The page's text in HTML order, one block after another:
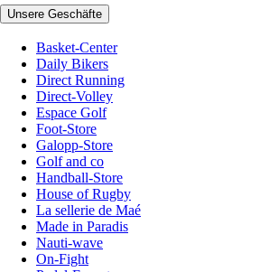
Unsere Geschäfte
Basket-Center
Daily Bikers
Direct Running
Direct-Volley
Espace Golf
Foot-Store
Galopp-Store
Golf and co
Handball-Store
House of Rugby
La sellerie de Maé
Made in Paradis
Nauti-wave
On-Fight